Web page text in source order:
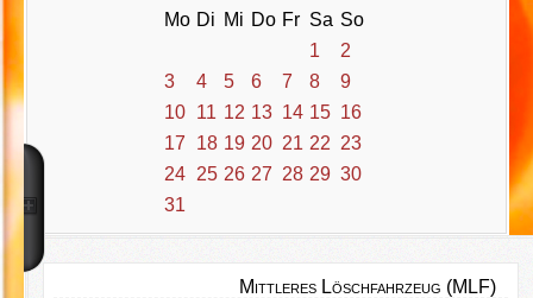
Mo Di Mi Do Fr Sa So
1
2
3
4 5 6 7 8
9
10 11 12 13 14 15 16
17
18 19 20 21 22 23
24 25 26 27 28 29 30
31
Mittleres Löschfahrzeug (MLF)